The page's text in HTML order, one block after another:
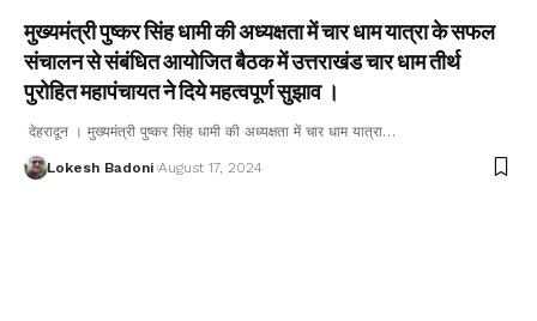
मुख्यमंत्री पुष्कर सिंह धामी की अध्यक्षता में चार धाम यात्रा के सफल
संचालन से संबंधित आयोजित बैठक में उत्तराखंड चार धाम तीर्थ
पुरोहित महापंचायत ने दिये महत्वपूर्ण सुझाव ।
देहरादून । मुख्यमंत्री पुष्कर सिंह धामी की अध्यक्षता में चार धाम यात्रा…
Lokesh Badoni August 17, 2024